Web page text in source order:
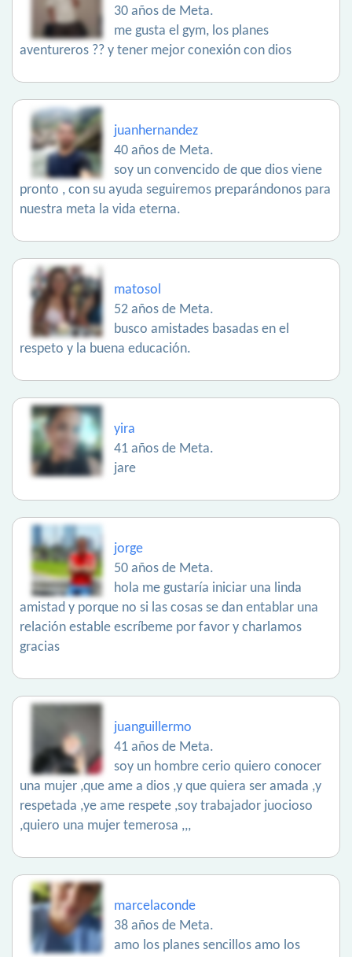
30 años de Meta.
me gusta el gym, los planes
aventureros ?? y tener mejor conexión con dios
juanhernandez
40 años de Meta.
soy un convencido de que dios viene
pronto , con su ayuda seguiremos preparándonos para
nuestra meta la vida eterna.
matosol
52 años de Meta.
busco amistades basadas en el
respeto y la buena educación.
yira
41 años de Meta.
jare
jorge
50 años de Meta.
hola me gustaría iniciar una linda
amistad y porque no si las cosas se dan entablar una
relación estable escríbeme por favor y charlamos
gracias
juanguillermo
41 años de Meta.
soy un hombre cerio quiero conocer
una mujer ,que ame a dios ,y que quiera ser amada ,y
respetada ,ye ame respete ,soy trabajador juocioso
,quiero una mujer temerosa ,,,
marcelaconde
38 años de Meta.
amo los planes sencillos amo los